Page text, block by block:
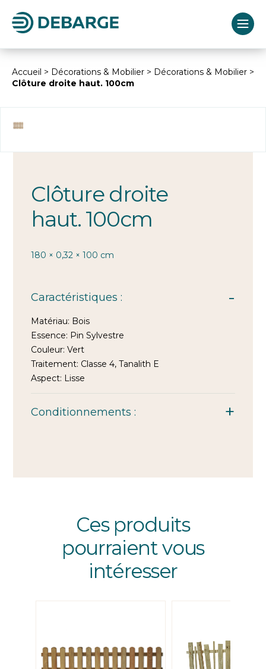
Accueil > Décorations & Mobilier > Décorations & Mobilier >
Clôture droite haut. 100cm
Clôture droite
haut. 100cm
180 × 0,32 × 100 cm
Caractéristiques :
Matériau: Bois
Essence: Pin Sylvestre
Couleur: Vert
Traitement: Classe 4, Tanalith E
Aspect: Lisse
Conditionnements :
Ces produits
pourraient vous
intéresser